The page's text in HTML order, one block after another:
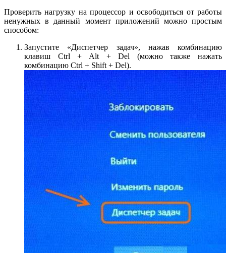
Проверить нагрузку на процессор и освободиться от работы
ненужных в данный момент приложений можно простым
способом:
Запустите «Диспетчер задач», нажав комбинацию
клавиш Ctrl + Alt + Del (можно также нажать
комбинацию Ctrl + Shift + Del).